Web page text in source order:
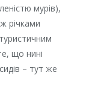
мурів),
річками
що нині
– тут же